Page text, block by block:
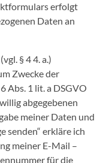
erfolgt
Daten an
§ 4 4. a.)
Zwecke der
Abs. 1 lit. a DSGVO
abgegebenen
meiner Daten und
senden“ erkläre ich
meiner E-Mail –
für die